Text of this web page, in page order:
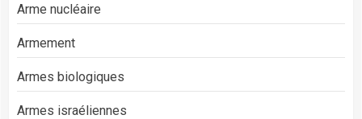
Arme nucléaire
Armement
Armes biologiques
Armes israéliennes